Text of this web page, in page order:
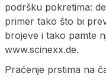
podršku pokretima:
primer tako što bi
brojeve i tako pamte
www.scinexx.de.
Praćenje prstima na